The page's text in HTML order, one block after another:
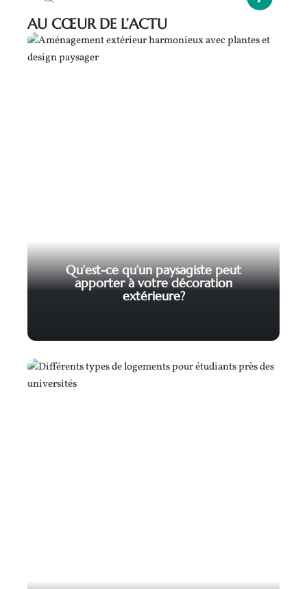
AU CŒUR DE L’ACTU
Qu’est-ce qu’un paysagiste peut
apporter à votre décoration
extérieure?